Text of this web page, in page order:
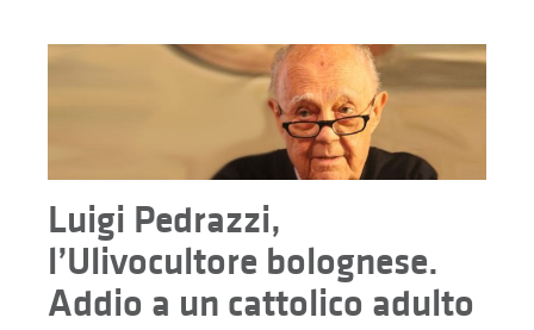
Luigi Pedrazzi,
l’Ulivocultore bolognese.
Addio a un cattolico adulto